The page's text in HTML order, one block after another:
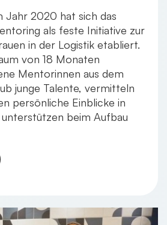
Jahr 2020 hat sich das
als feste Initiative zur
in der Logistik etabliert.
von 18 Monaten
Mentorinnen aus dem
junge Talente, vermitteln
persönliche Einblicke in
beim Aufbau